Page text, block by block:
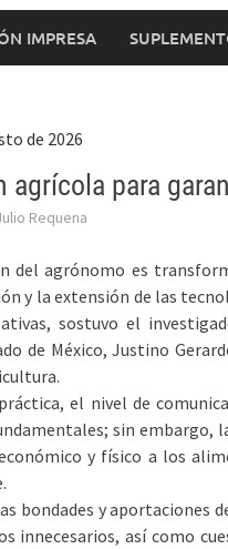
IMPRESA
de 2026
agrícola para
Requena
del agrónomo es
y la extensión de las
sostuvo el
de México, Justino
el nivel de
sin
y físico a los
bondades y aportaciones
innecesarios, así como